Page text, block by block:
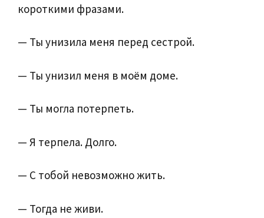
короткими фразами.
— Ты унизила меня перед сестрой.
— Ты унизил меня в моём доме.
— Ты могла потерпеть.
— Я терпела. Долго.
— С тобой невозможно жить.
— Тогда не живи.